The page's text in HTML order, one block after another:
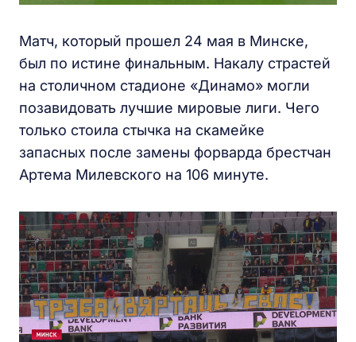
Матч, который прошел 24 мая в Минске,
был по истине финальным. Накалу страстей
на столичном стадионе «Динамо» могли
позавидовать лучшие мировые лиги. Чего
только стоила стычка на скамейке
запасных после замены форварда брестчан
Артема Милевского на 106 минуте.